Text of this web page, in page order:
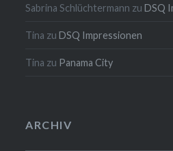
Sabrina Schlüchtermann zuDSQ
Tina zuDSQ Impressionen
Tina zu Panama City
ARCHIV